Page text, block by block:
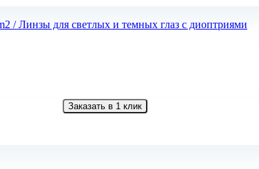
Заказать в 1 клик